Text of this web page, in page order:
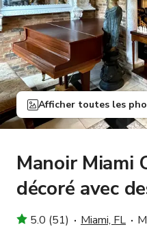
Afficher toutes les
Manoir Miami
décoré avec
5.0 (51) Miami, FL